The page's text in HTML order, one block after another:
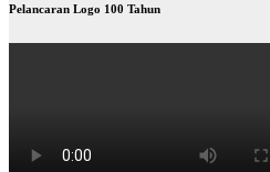
Pelancaran Logo 100 Tahun